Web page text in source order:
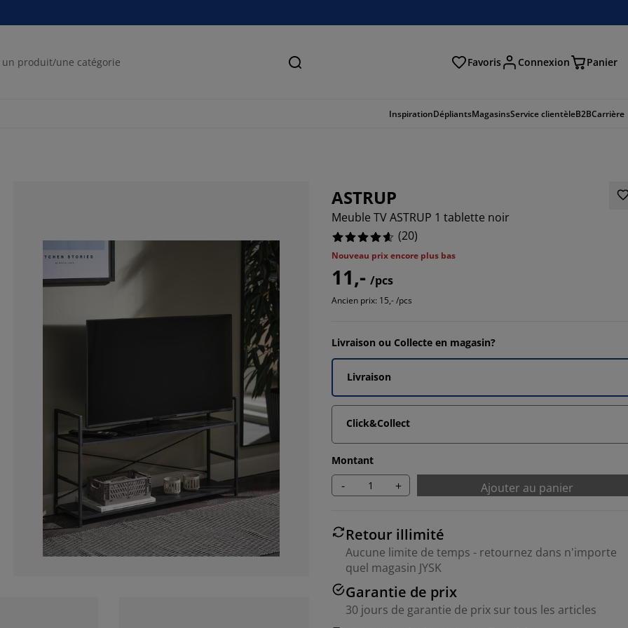
Recherche Favoris Connexion Panier
InspirationDépliantsMagasinsService clientèleB2BCarrière
ASTRUP
Meuble TV ASTRUP 1 tablette noir
(20)
Nouveau prix encore plus bas
11,- /pcs
Ancien prix: 15,- /pcs
Livraison ou Collecte en magasin?
Livraison
Click&Collect
Montant
- + Ajouter au panier
Retour illimité
Aucune limite de temps - retournez dans n'importe
quel magasin JYSK
Garantie de prix
30 jours de garantie de prix sur tous les articles
85%